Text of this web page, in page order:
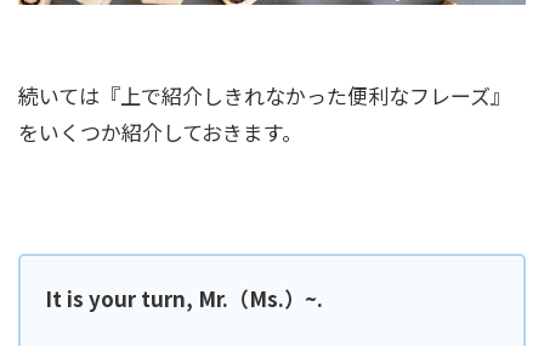
続いては『上で紹介しきれなかった便利なフレーズ』
をいくつか紹介しておきます。
It is your turn, Mr.（Ms.）~.